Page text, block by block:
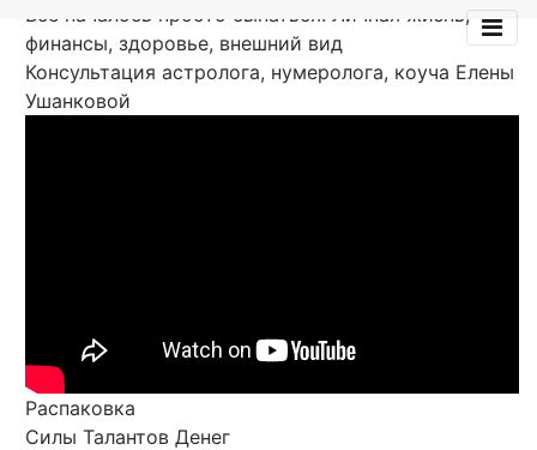
Все началось просто сыпаться. Личная жизнь,
финансы, здоровье, внешний вид
Консультация астролога, нумеролога, коуча Елены
Ушанковой
Распаковка
Силы Талантов Денег